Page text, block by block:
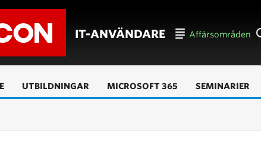
IT-ANVÄNDARE Affärsområden
UTBILDNINGAR MICROSOFT 365 SEMINARIER